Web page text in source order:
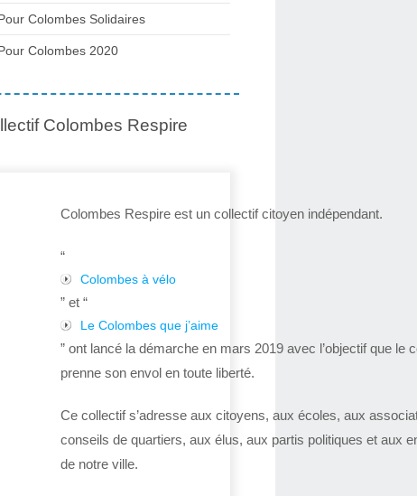
Colombes Solidaires
Colombes 2020
Colombes Respire
Colombes Respire est un collectif citoyen indépendant.
“
Colombes à vélo
” et “
Le Colombes que j’aime
” ont lancé la démarche en mars 2019 avec l’objectif que le
prenne son envol en toute liberté.
Ce collectif s’adresse aux citoyens, aux écoles, aux
conseils de quartiers, aux élus, aux partis politiques et aux
de notre ville.